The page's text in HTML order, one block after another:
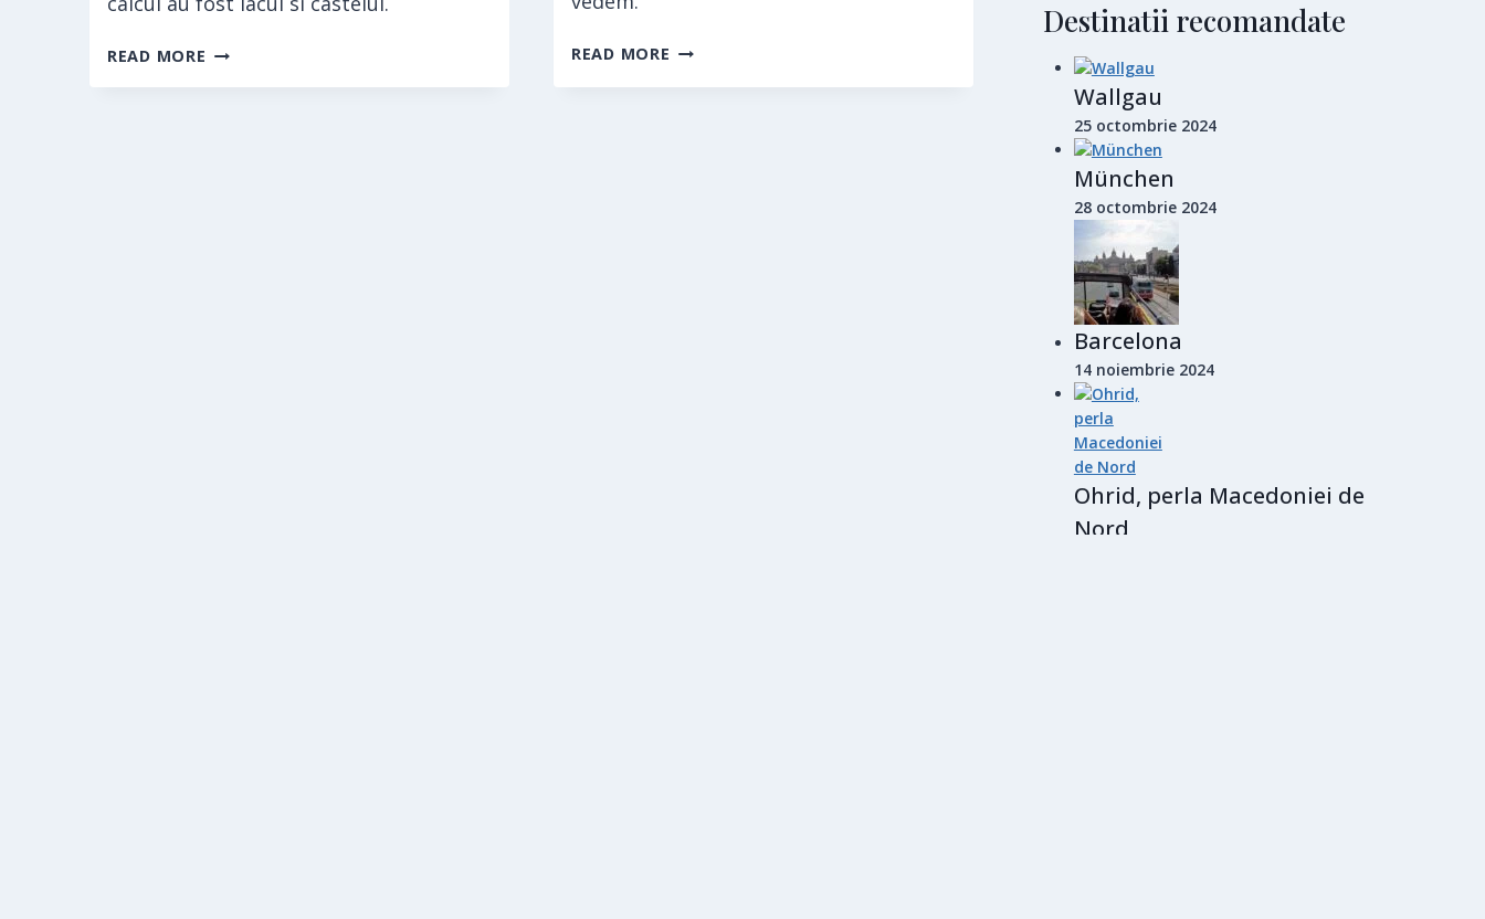
READ MORE BLED,
READ MORE BLED
Destinatii recomandate
Wallgau
25 octombrie 2024
München
28 octombrie 2024
Barcelona
14 noiembrie 2024
Ohrid, perla Macedoniei de
Nord